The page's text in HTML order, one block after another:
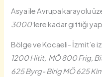
Asya ile Avrupa karayolu
3000’lere kadar gittiği
Bölge ve Kocaeli- İzmit’e iz
1200 Hitit, MÖ 800 Frig,
625 Byrg- Birig MÖ 625